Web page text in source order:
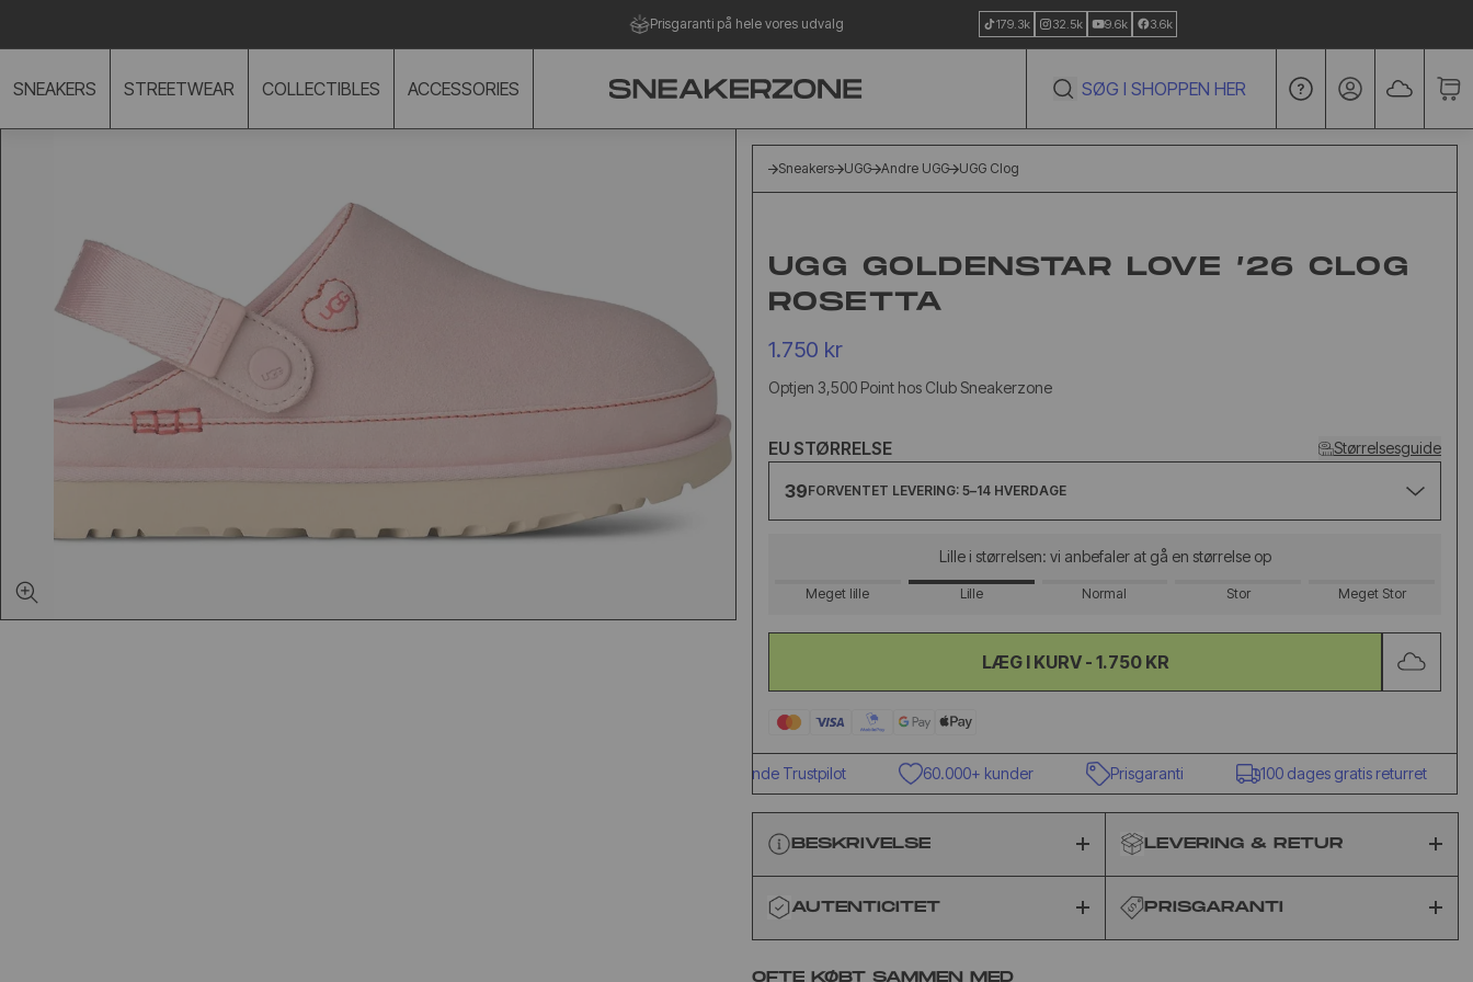
Gratis ombytning i 100 dage 179.3k 32.5k 9.6k 3.6k
SNEAKERS STREETWEAR COLLECTIBLES ACCESSORIES Go to account
Sneakers UGG Andre UGG UGG Clog
UGG GOLDENSTAR LOVE ’26 CLOG
ROSETTA
1.750 kr
Optjen 3,500 Point hos Club Sneakerzone
EU STØRRELSE Størrelsesguide
39FORVENTET LEVERING: 5–14 HVERDAGE
Lille i størrelsen: vi anbefaler at gå en størrelse op
Meget lille Lille Normal Stor Meget Stor
LÆG I KURV - 1.750 KR
Fremragende Trustpilot 60.000+ kunder Prisgaranti 100 dages gratis returret
BESKRIVELSE LEVERING & RETUR
AUTENTICITET PRISGARANTI
OFTE KØBT SAMMEN MED